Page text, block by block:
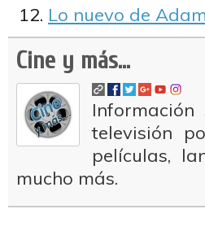
Lo nuevo de
Cine y más...
televisión
películas,
mucho más.